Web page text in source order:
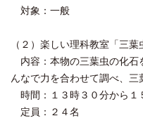
対象：一般
（２）楽しい理科教室「三葉
内容：本物の三葉虫の化石
んなで力を合わせて調べ、三
時間：１３時３０分から１
定員：２４名